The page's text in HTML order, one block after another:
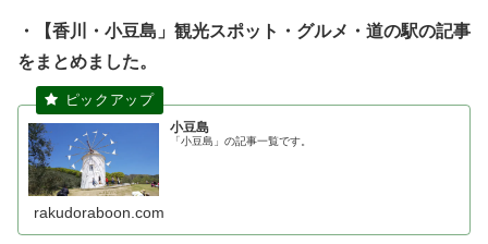
・【香川・小豆島」観光スポット・グルメ・道の駅の記事
をまとめました。
小豆島
「小豆島」の記事一覧です。
rakudoraboon.com